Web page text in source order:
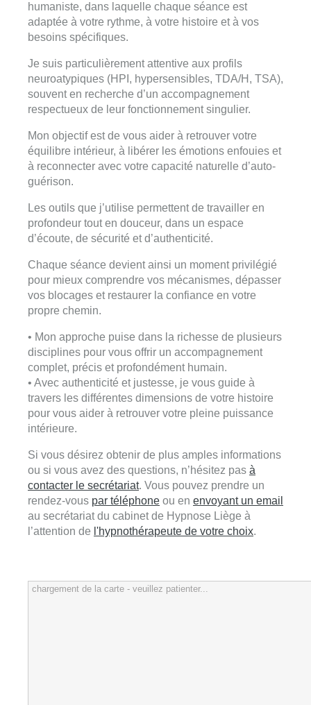
humaniste, dans laquelle chaque séance est
adaptée à votre rythme, à votre histoire et à vos
besoins spécifiques.
Je suis particulièrement attentive aux profils
neuroatypiques (HPI, hypersensibles, TDA/H, TSA),
souvent en recherche d’un accompagnement
respectueux de leur fonctionnement singulier.
Mon objectif est de vous aider à retrouver votre
équilibre intérieur, à libérer les émotions enfouies et
à reconnecter avec votre capacité naturelle d’auto-
guérison.
Les outils que j’utilise permettent de travailler en
profondeur tout en douceur, dans un espace
d’écoute, de sécurité et d’authenticité.
Chaque séance devient ainsi un moment privilégié
pour mieux comprendre vos mécanismes, dépasser
vos blocages et restaurer la confiance en votre
propre chemin.
• Mon approche puise dans la richesse de plusieurs
disciplines pour vous offrir un accompagnement
complet, précis et profondément humain.
• Avec authenticité et justesse, je vous guide à
travers les différentes dimensions de votre histoire
pour vous aider à retrouver votre pleine puissance
intérieure.
Si vous désirez obtenir de plus amples informations
ou si vous avez des questions, n’hésitez pas à
contacter le secrétariat. Vous pouvez prendre un
rendez-vous par téléphone ou en envoyant un email
au secrétariat du cabinet de Hypnose Liège à
l’attention de l'hypnothérapeute de votre choix.
chargement de la carte - veuillez patienter...